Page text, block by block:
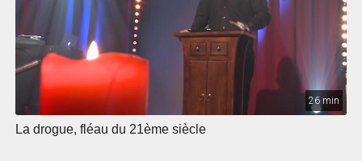
26 min
La drogue, fléau du 21ème siècle